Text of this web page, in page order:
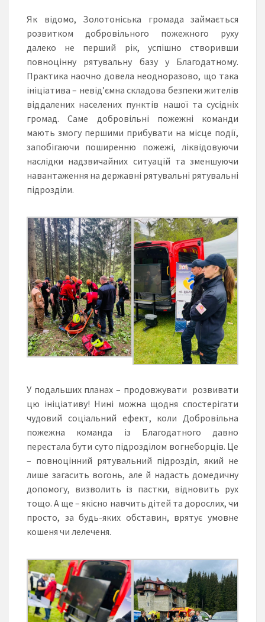
Як відомо, Золотоніська громада займається
розвитком добровільного пожежного руху
далеко не перший рік, успішно створивши
повноцінну рятувальну базу у Благодатному.
Практика наочно довела неодноразово, що така
ініціатива – невід’ємна складова безпеки жителів
віддалених населених пунктів нашої та сусідніх
громад. Саме добровільні пожежні команди
мають змогу першими прибувати на місце події,
запобігаючи поширенню пожежі, ліквідовуючи
наслідки надзвичайних ситуацій та зменшуючи
навантаження на державні рятувальні рятувальні
підрозділи.
У подальших планах – продовжувати розвивати
цю ініціативу! Нині можна щодня спостерігати
чудовий соціальний ефект, коли Добровільна
пожежна команда із Благодатного давно
перестала бути суто підрозділом вогнеборців. Це
– повноцінний рятувальний підрозділ, який не
лише загасить вогонь, але й надасть домедичну
допомогу, визволить із пастки, відновить рух
тощо. А ще – якісно навчить дітей та дорослих, чи
просто, за будь-яких обставин, врятує умовне
кошеня чи лелеченя.